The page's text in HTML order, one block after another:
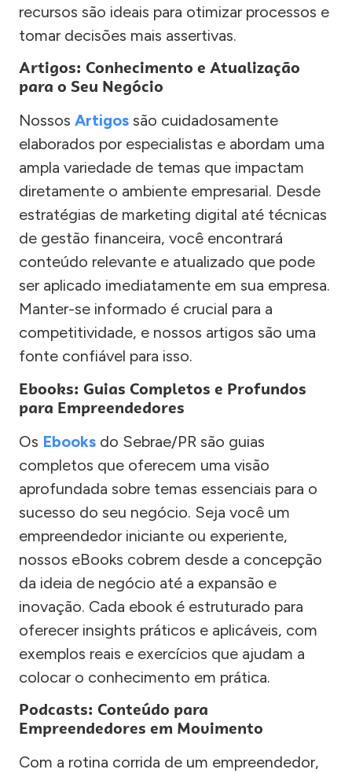
recursos são ideais para otimizar processos e
tomar decisões mais assertivas.
Artigos: Conhecimento e Atualização
para o Seu Negócio
Nossos Artigos são cuidadosamente
elaborados por especialistas e abordam uma
ampla variedade de temas que impactam
diretamente o ambiente empresarial. Desde
estratégias de marketing digital até técnicas
de gestão financeira, você encontrará
conteúdo relevante e atualizado que pode
ser aplicado imediatamente em sua empresa.
Manter-se informado é crucial para a
competitividade, e nossos artigos são uma
fonte confiável para isso.
Ebooks: Guias Completos e Profundos
para Empreendedores
Os Ebooks do Sebrae/PR são guias
completos que oferecem uma visão
aprofundada sobre temas essenciais para o
sucesso do seu negócio. Seja você um
empreendedor iniciante ou experiente,
nossos eBooks cobrem desde a concepção
da ideia de negócio até a expansão e
inovação. Cada ebook é estruturado para
oferecer insights práticos e aplicáveis, com
exemplos reais e exercícios que ajudam a
colocar o conhecimento em prática.
Podcasts: Conteúdo para
Empreendedores em Movimento
Com a rotina corrida de um empreendedor,